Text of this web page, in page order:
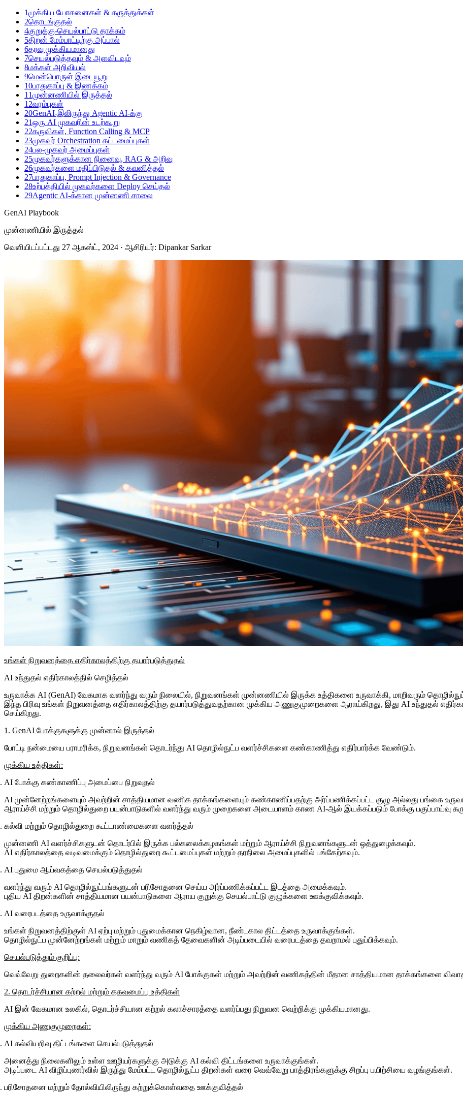
1முக்கிய யோசனைகள் & கருத்துக்கள்
2தொடங்குதல்
4குறுக்கு-செயல்பாட்டு தாக்கம்
5திறன் மேம்பாட்டிற்கு அப்பால்
6தரவு முக்கியமானது
7செயல்படுத்தவும் & அளவிடவும்
8மக்கள் அறிவியல்
9மென்பொருள் இடையூறு
10பாதுகாப்பு & இணக்கம்
11முன்னணியில் இருத்தல்
12வரம்புகள்
20GenAI-இலிருந்து Agentic AI-க்கு
21ஒரு AI முகவரின் உடற்கூறு
22கருவிகள், Function Calling & MCP
23முகவர் Orchestration கட்டமைப்புகள்
24பல-முகவர் அமைப்புகள்
25முகவர்களுக்கான நினைவு, RAG & அறிவு
26முகவர்களை மதிப்பிடுதல் & கவனித்தல்
27பாதுகாப்பு, Prompt Injection & Governance
28உற்பத்தியில் முகவர்களை Deploy செய்தல்
29Agentic AI-க்கான முன்னணி சாலை
GenAI Playbook
முன்னணியில் இருத்தல்
வெளியிடப்பட்டது 27 ஆகஸ்ட், 2024 · ஆசிரியர்: Dipankar Sarkar
உங்கள் நிறுவனத்தை எதிர்காலத்திற்கு தயார்படுத்துதல்
AI உந்துதல் எதிர்காலத்தில் செழித்தல்
உருவாக்க AI (GenAI) வேகமாக வளர்ந்து வரும் நிலையில், நிறுவனங்கள் முன்னணியில் இருக்க உத்திகளை உருவாக்கி, மாறிவரும்
இந்த பிரிவு உங்கள் நிறுவனத்தை எதிர்காலத்திற்கு தயார்படுத்துவதற்கான முக்கிய அணுகுமுறைகளை ஆராய்கிறது, இது AI உந்துதல்
செய்கிறது.
1. GenAI போக்குகளுக்கு முன்னால் இருத்தல்
போட்டி நன்மையை பராமரிக்க, நிறுவனங்கள் தொடர்ந்து AI தொழில்நுட்ப வளர்ச்சிகளை கண்காணித்து எதிர்பார்க்க வேண்டும்.
முக்கிய உத்திகள்:
AI போக்கு கண்காணிப்பு அமைப்பை நிறுவுதல்
AI முன்னேற்றங்களையும் அவற்றின் சாத்தியமான வணிக தாக்கங்களையும் கண்காணிப்பதற்கு அர்ப்பணிக்கப்பட்ட குழு அல்லது பங்கை
ஆராய்ச்சி மற்றும் தொழில்துறை பயன்பாடுகளில் வளர்ந்து வரும் முறைகளை அடையாளம் காண AI-ஆல் இயக்கப்படும் போக்கு பகுப்பாய்வு
கல்வி மற்றும் தொழில்துறை கூட்டாண்மைகளை வளர்த்தல்
முன்னணி AI வளர்ச்சிகளுடன் தொடர்பில் இருக்க பல்கலைக்கழகங்கள் மற்றும் ஆராய்ச்சி நிறுவனங்களுடன் ஒத்துழைக்கவும்.
AI எதிர்காலத்தை வடிவமைக்கும் தொழில்துறை கூட்டமைப்புகள் மற்றும் தரநிலை அமைப்புகளில் பங்கேற்கவும்.
AI புதுமை ஆய்வகத்தை செயல்படுத்துதல்
வளர்ந்து வரும் AI தொழில்நுட்பங்களுடன் பரிசோதனை செய்ய அர்ப்பணிக்கப்பட்ட இடத்தை அமைக்கவும்.
புதிய AI திறன்களின் சாத்தியமான பயன்பாடுகளை ஆராய குறுக்கு செயல்பாட்டு குழுக்களை ஊக்குவிக்கவும்.
AI வரைபடத்தை உருவாக்குதல்
உங்கள் நிறுவனத்திற்குள் AI ஏற்பு மற்றும் புதுமைக்கான நெகிழ்வான, நீண்டகால திட்டத்தை உருவாக்குங்கள்.
தொழில்நுட்ப முன்னேற்றங்கள் மற்றும் மாறும் வணிகத் தேவைகளின் அடிப்படையில் வரைபடத்தை தவறாமல் புதுப்பிக்கவும்.
செயல்படுத்தும் குறிப்பு:
வெவ்வேறு துறைகளின் தலைவர்கள் வளர்ந்து வரும் AI போக்குகள் மற்றும் அவற்றின் வணிகத்தின் மீதான சாத்தியமான தாக்கங்களை
2. தொடர்ச்சியான கற்றல் மற்றும் தகவமைப்பு உத்திகள்
AI இன் வேகமான உலகில், தொடர்ச்சியான கற்றல் கலாச்சாரத்தை வளர்ப்பது நிறுவன வெற்றிக்கு முக்கியமானது.
முக்கிய அணுகுமுறைகள்:
AI கல்வியறிவு திட்டங்களை செயல்படுத்துதல்
அனைத்து நிலைகளிலும் உள்ள ஊழியர்களுக்கு அடுக்கு AI கல்வி திட்டங்களை உருவாக்குங்கள்.
அடிப்படை AI விழிப்புணர்வில் இருந்து மேம்பட்ட தொழில்நுட்ப திறன்கள் வரை வெவ்வேறு பாத்திரங்களுக்கு சிறப்பு பயிற்சியை வழங்குங்கள்.
பரிசோதனை மற்றும் தோல்வியிலிருந்து கற்றுக்கொள்வதை ஊக்குவித்தல்